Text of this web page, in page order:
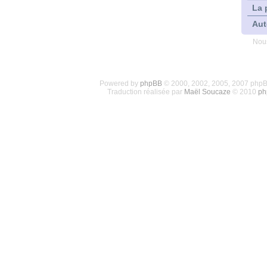
La
Powered by phpBB© 2000, 2002, 2005, 2007
Traduction réalisée par Maël Soucaze © 2010